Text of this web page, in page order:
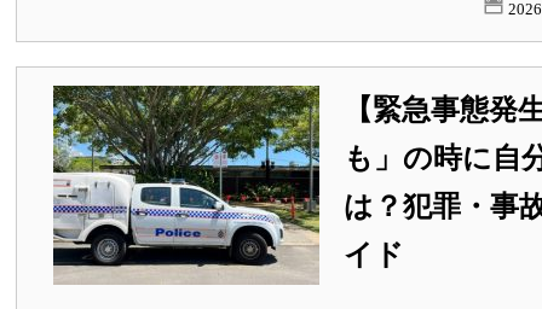
【緊急事態発
も」の時に自
は？犯罪・事
イド